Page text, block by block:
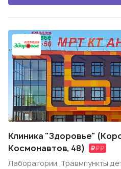
Клиника "Здоровье"
Космонавтов, 48)
Лаборатории, Травмпункты